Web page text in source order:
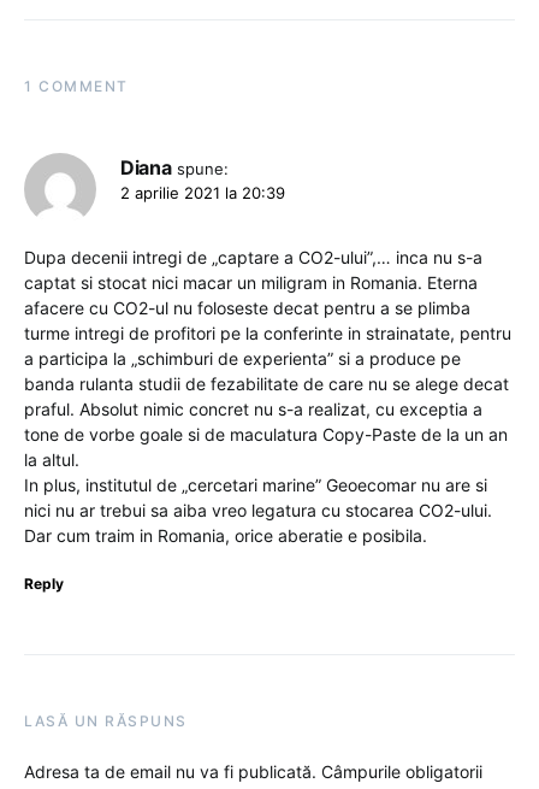
1 COMMENT
Diana spune:
2 aprilie 2021 la 20:39
Dupa decenii intregi de „captare a CO2-ului”,… inca nu s-a
captat si stocat nici macar un miligram in Romania. Eterna
afacere cu CO2-ul nu foloseste decat pentru a se plimba
turme intregi de profitori pe la conferinte in strainatate, pentru
a participa la „schimburi de experienta” si a produce pe
banda rulanta studii de fezabilitate de care nu se alege decat
praful. Absolut nimic concret nu s-a realizat, cu exceptia a
tone de vorbe goale si de maculatura Copy-Paste de la un an
la altul.
In plus, institutul de „cercetari marine” Geoecomar nu are si
nici nu ar trebui sa aiba vreo legatura cu stocarea CO2-ului.
Dar cum traim in Romania, orice aberatie e posibila.
Reply
LASĂ UN RĂSPUNS
Adresa ta de email nu va fi publicată. Câmpurile obligatorii